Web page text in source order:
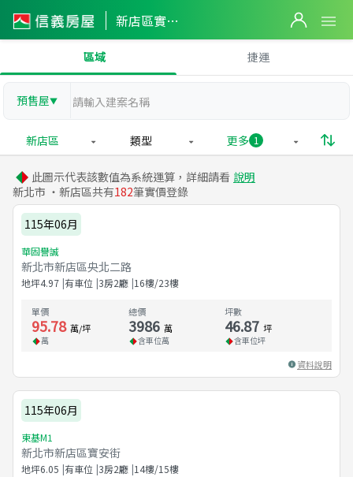
新店區實價登錄
區域 捷運
預售屋▼
新店區 類型 更多 1
此圖示代表該數值為系統運算，詳細請看 說明
新北市 ・新店區共有182筆實價登錄
115年06月
華固譽誠
新北市新店區央北二路
地坪4.97 有車位 3房2廳 16樓/23樓
單價
95.78 萬/坪
萬
總價
3986 萬
含車位萬
坪數
46.87 坪
含車位坪
資料說明
115年06月
東基M1
新北市新店區寶安街
地坪6.05 有車位 3房2廳 14樓/15樓